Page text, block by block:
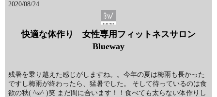
2020/08/24
快適な体作り 女性専用フィットネスサロン
Blueway
残暑を乗り越えた感じがしますね。。今年の夏は梅雨も長かった
ですし梅雨が終わったら、猛暑でした。 そして待っているのは食
欲の秋( ^ω^ )笑 まだ間に合います！！食べても太らない体作りし